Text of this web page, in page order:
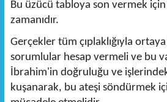
Bu üzücü tabloya son vermek
zamanıdır.
Gerçekler tüm çıplaklığıyla
sorumlular hesap vermeli ve bu
İbrahim'in doğruluğu ve
kuşanarak, bu ateşi söndürmek